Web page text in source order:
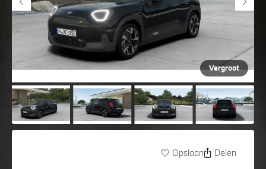
Vergroot
Opslaan Delen